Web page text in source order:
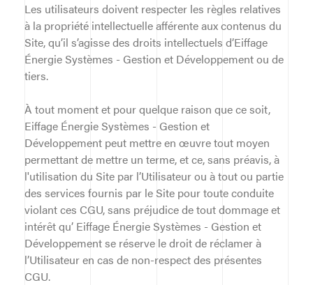
Les utilisateurs doivent respecter les règles relatives
à la propriété intellectuelle afférente aux contenus du
Site, qu’il s’agisse des droits intellectuels d’Eiffage
Énergie Systèmes - Gestion et Développement ou de
tiers.
À tout moment et pour quelque raison que ce soit,
Eiffage Énergie Systèmes - Gestion et
Développement peut mettre en œuvre tout moyen
permettant de mettre un terme, et ce, sans préavis, à
l'utilisation du Site par l’Utilisateur ou à tout ou partie
des services fournis par le Site pour toute conduite
violant ces CGU, sans préjudice de tout dommage et
intérêt qu’ Eiffage Énergie Systèmes - Gestion et
Développement se réserve le droit de réclamer à
l’Utilisateur en cas de non-respect des présentes
CGU.